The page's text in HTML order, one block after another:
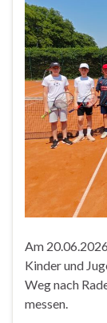
Am
Kinder und
Weg nach
messen.